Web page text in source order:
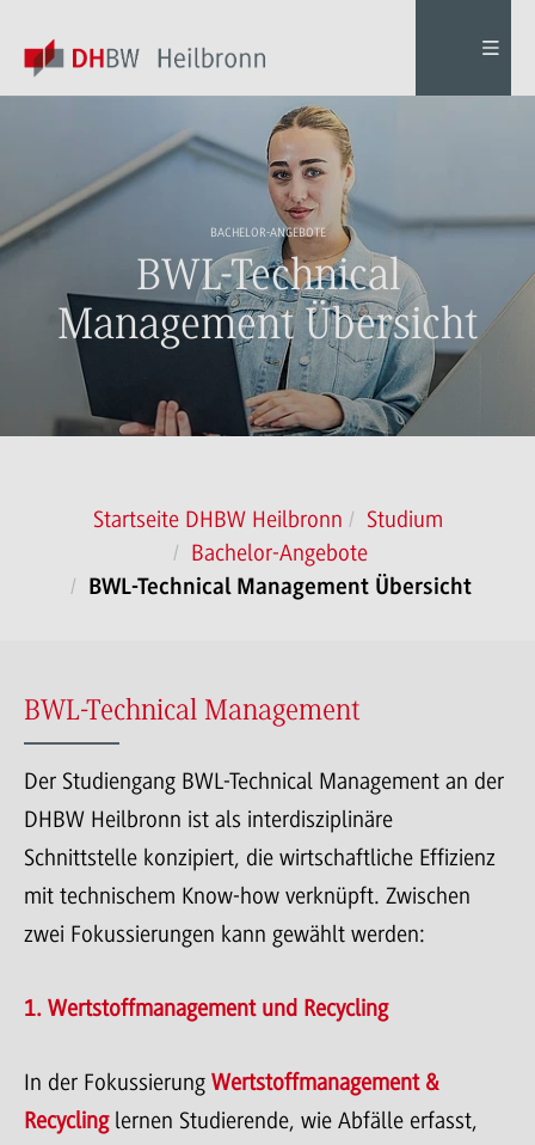
BACHELOR-ANGEBOTE
BWL-Technical
Management Übersicht
Startseite DHBW Heilbronn
Studium
Bachelor-Angebote
BWL-Technical Management Übersicht
BWL-Technical Management
Der Studiengang BWL-Technical Management an der
DHBW Heilbronn ist als interdisziplinäre
Schnittstelle konzipiert, die wirtschaftliche Effizienz
mit technischem Know-how verknüpft. Zwischen
zwei Fokussierungen kann gewählt werden:
1. Wertstoffmanagement und Recycling
In der Fokussierung Wertstoffmanagement &
Recyclinglernen Studierende, wie Abfälle erfasst,